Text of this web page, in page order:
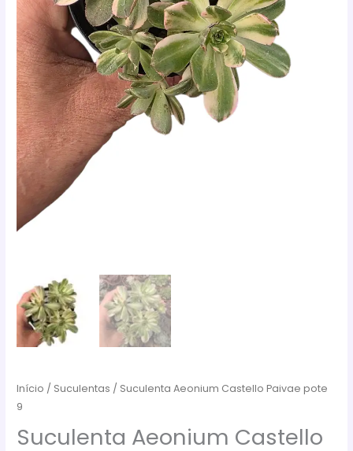
Início / Suculentas / Suculenta Aeonium Castello Paivae pote
9
Suculenta Aeonium Castello